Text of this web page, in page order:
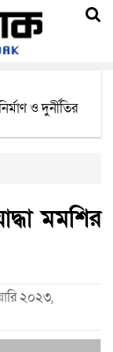
ও দুর্নীতির
বিমানের ফ্লাইট
মমশির
২০২৩,